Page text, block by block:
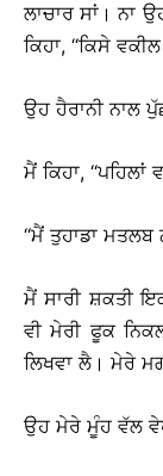
ਲਾਚਾਰ ਸਾਂ। ਨਾ
ਕਿਹਾ, ‘‘ਕਿਸੇ
ਉਹ ਹੈਰਾਨੀ ਨਾਲ
ਮੈਂ ਕਿਹਾ, ‘‘ਪਹਿਲਾਂ
‘‘ਮੈਂ ਤੁਹਾਡਾ
ਮੈਂ ਸਾਰੀ ਸ਼ਕਤੀ
ਵੀ ਮੇਰੀ ਫੂਕ
ਲਿਖਵਾ ਲੈ। ਮੇਰੇ
ਉਹ ਮੇਰੇ ਮੂੰਹ ਵੱਲ